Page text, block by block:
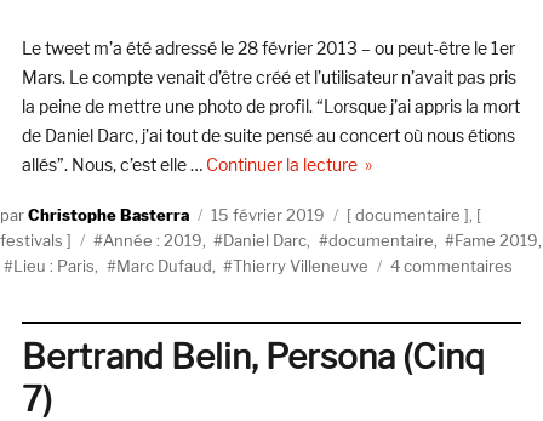
Le tweet m’a été adressé le 28 février 2013 – ou peut-être le 1er
Mars. Le compte venait d’être créé et l’utilisateur n’avait pas pris
la peine de mettre une photo de profil. “Lorsque j’ai appris la mort
de Daniel Darc, j’ai tout de suite pensé au concert où nous étions
allés”. Nous, c’est elle … Continuer la lecturede « FAME 2019 :
AuteurChristophe Basterra
Publié
le
15 février 2019 Catégories
documentaire
festivals
Étiquettes
Année : 2019 Daniel Darc documentaire Fame 2019
Lieu : Paris
Marc Dufaud Thierry Villeneuve 4 commentairessur
Bertrand Belin, Persona (Cinq
7)